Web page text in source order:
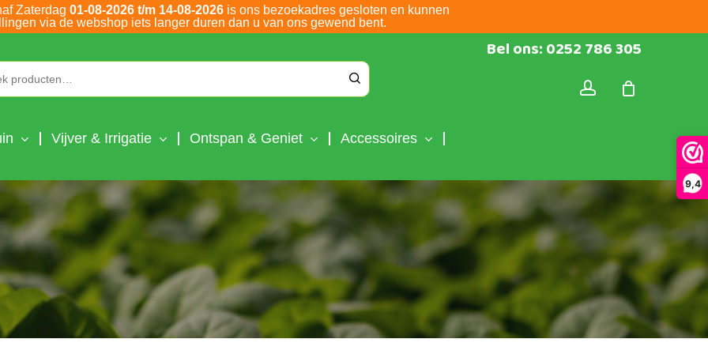
9,4
Zaterdag 01-08-2026 t/m 14-08-2026is ons bezoekadres gesloten en kunnen
via de webshop iets langer duren dan u van ons gewend bent.
Bel ons: 0252 786 305
Vijver & Irrigatie Ontspan & Geniet Accessoires